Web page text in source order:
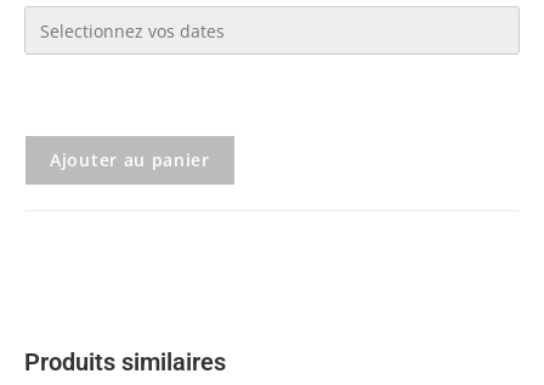
Ajouter au panier
Produits similaires